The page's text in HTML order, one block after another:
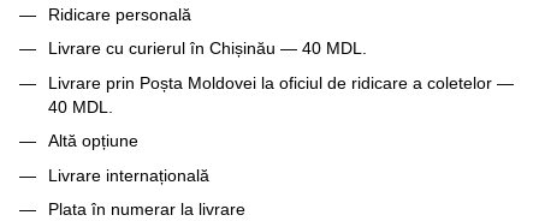
Ridicare personală
Livrare cu curierul în Chișinău — 40 MDL.
Livrare prin Poșta Moldovei la oficiul de ridicare a coletelor —
40 MDL.
Altă opțiune
Livrare internațională
Plata în numerar la livrare